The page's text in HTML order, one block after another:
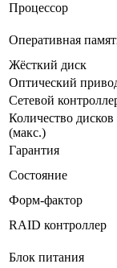
Процессор
Оперативная
Жёсткий диск
Оптический
Сетевой
Количество дисков
(макс.)
Гарантия
Состояние
Форм-фактор
RAID контроллер
Блок питания